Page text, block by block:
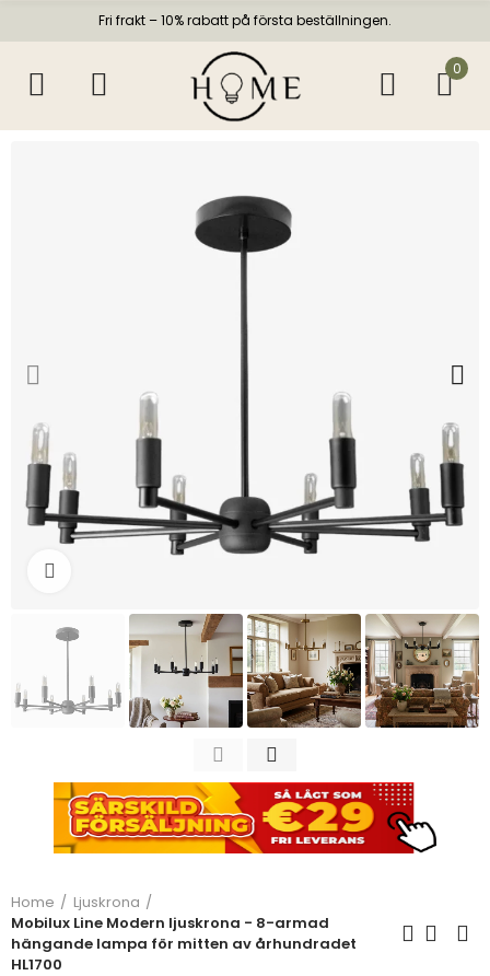
Fri frakt – 10% rabatt på första beställningen.
0
Home
Ljuskrona
Mobilux Line Modern ljuskrona - 8-armad
hängande lampa för mitten av århundradet
HL1700